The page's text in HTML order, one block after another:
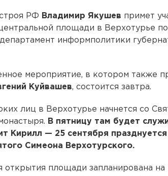
РФ Владимир Якушев примет
площади в Верхотурье
информполитики
мероприятие, в котором также
Куйвашев, состоится завтра.
лиц в Верхотурье начнется со
В пятницу там будет
Кирилл — 25 сентября
Симеона Верхотурского.
открытия площади запланирована